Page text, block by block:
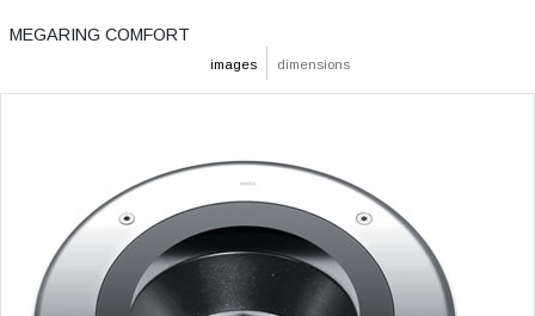
images dimensions
MEGARING COMFORT